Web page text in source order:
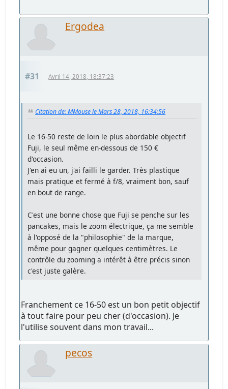
Ergodea
#31 Avril 14, 2018, 18:37:23
Citation de: MMouse le Mars 28, 2018, 16:34:56
Le 16-50 reste de loin le plus abordable objectif
Fuji, le seul même en-dessous de 150 €
d'occasion.
J'en ai eu un, j'ai failli le garder. Très plastique
mais pratique et fermé à f/8, vraiment bon, sauf
en bout de range.
C'est une bonne chose que Fuji se penche sur les
pancakes, mais le zoom électrique, ça me semble
à l'opposé de la "philosophie" de la marque,
même pour gagner quelques centimètres. Le
contrôle du zooming a intérêt à être précis sinon
c'est juste galère.
Franchement ce 16-50 est un bon petit objectif
à tout faire pour peu cher (d'occasion). Je
l'utilise souvent dans mon travail...
pecos